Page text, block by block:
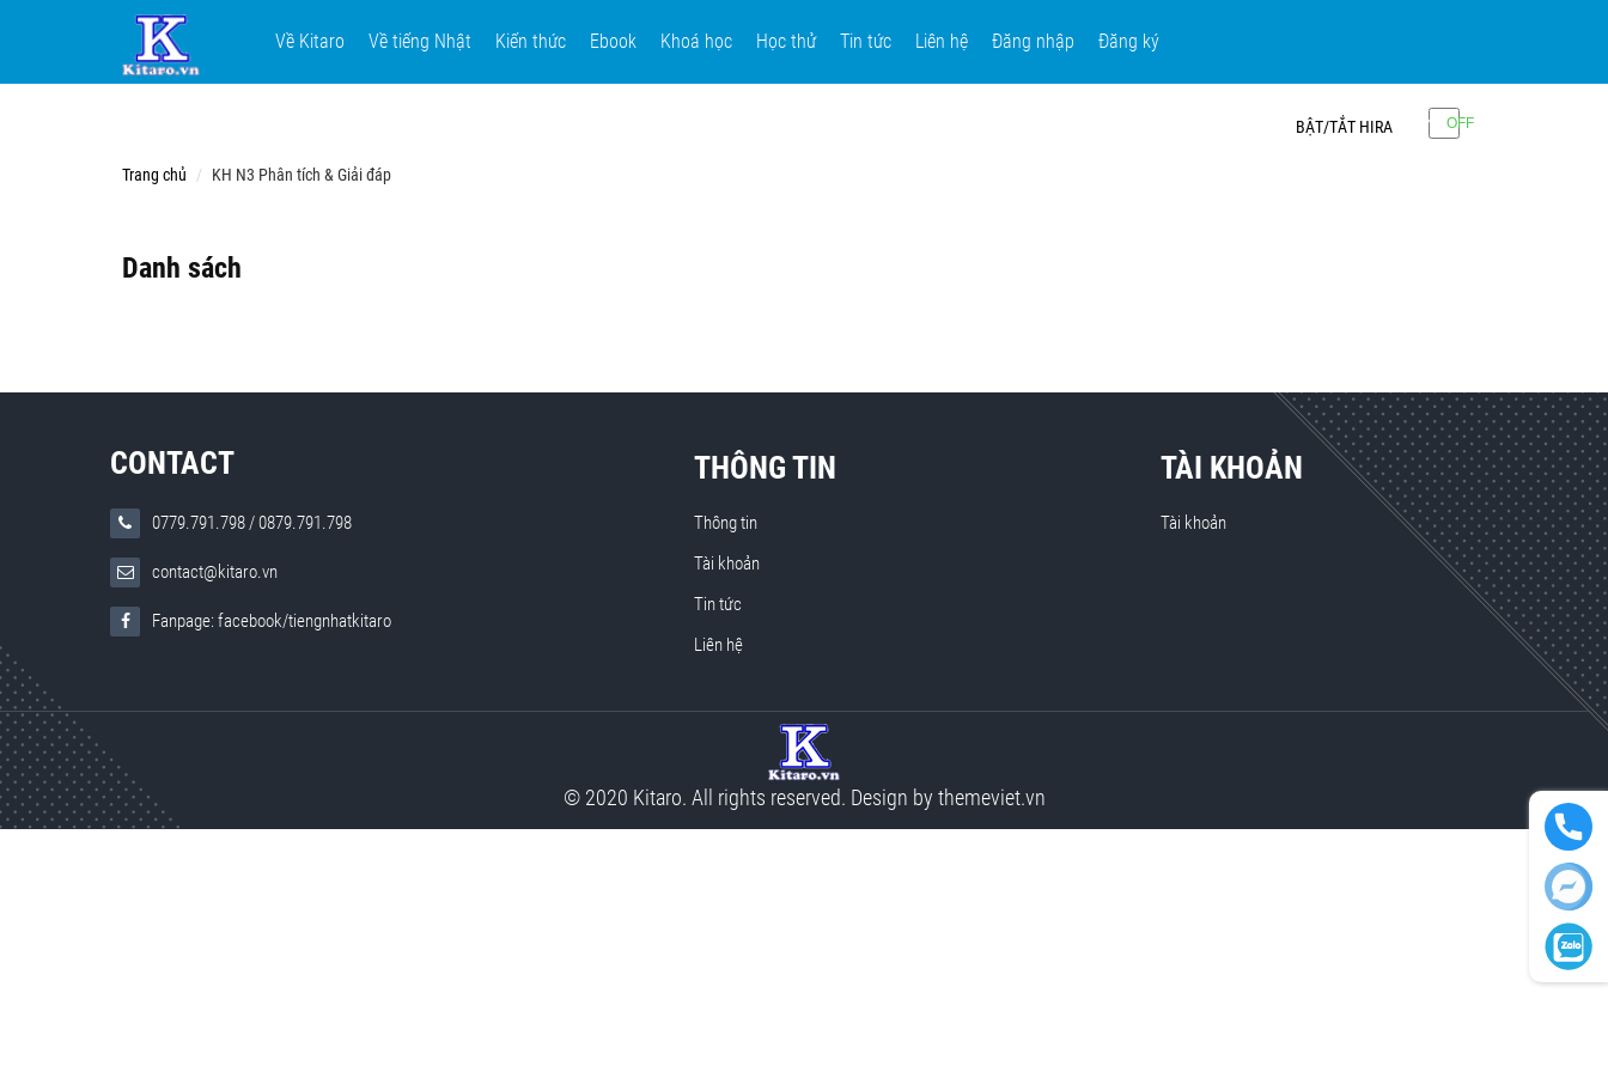
Về Kitaro Về tiếng Nhật Kiến thức Ebook Khoá học Học thử Tin tức Liên hệ Đăng nhập Đăng ký
BẬT/TẮT HIRA
Trang chủ KH N3 Phân tích & Giải đáp
Danh sách
CONTACT
0779.791.798/0879.791.798
contact@kitaro.vn
Fanpage: facebook/tiengnhatkitaro
THÔNG TIN
Thông tin
Tài khoản
Tin tức
Liên hệ
TÀI KHOẢN
Tài khoản
© 2020 Kitaro. All rights reserved. Design by themeviet.vn